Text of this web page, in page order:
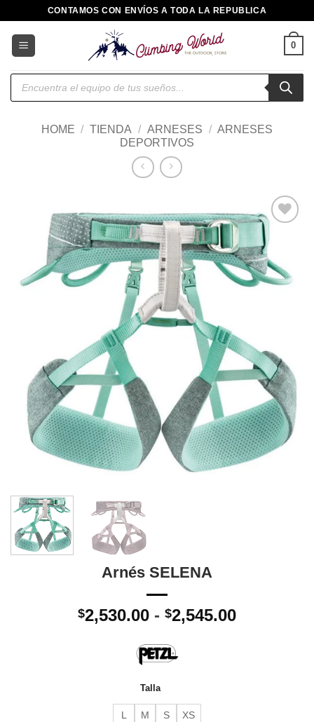
contenido
CONTAMOS CON ENVÍOS A TODA LA REPUBLICA
0
Búsqueda
HOME / TIENDA / ARNESES / ARNESES
DEPORTIVOS
Añadir
lista de
deseos
Arnés SELENA
$2,530.00 - $2,545.00Rango
Talla
L M S XS